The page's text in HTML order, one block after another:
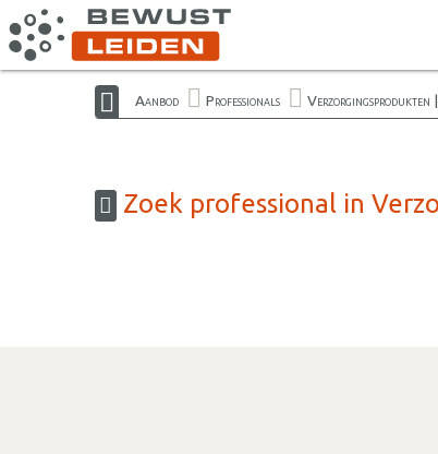
Aanbod Professionals Verzorgingsprodukten
Zoek professional in